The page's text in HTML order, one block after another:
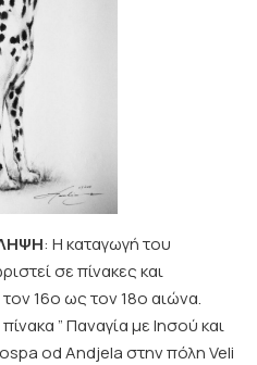
: Η καταγωγή του
σε πίνακες και
16ο ως τον 18ο αιώνα.
” Παναγία με Ιησού και
od Andjela στην πόλη Veli